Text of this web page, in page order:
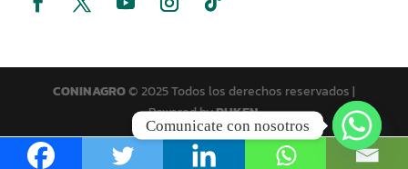
CONINAGRO© 2025 Todos los derechos reservados |
Powered byPUKEN
Comunicate con nosotros